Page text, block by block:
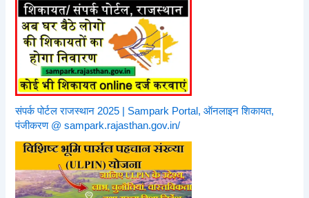
संपर्क पोर्टल राजस्थान 2025 | Sampark Portal, ऑनलाइन शिकायत,
पंजीकरण @ sampark.rajasthan.gov.in/